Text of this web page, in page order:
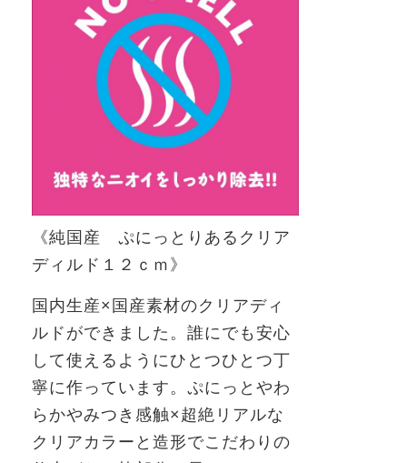
《純国産 ぷにっとりあるクリア
ディルド１２ｃｍ》
国内生産×国産素材のクリアディ
ルドができました。誰にでも安心
して使えるようにひとつひとつ丁
寧に作っています。ぷにっとやわ
らかやみつき感触×超絶リアルな
クリアカラーと造形でこだわりの